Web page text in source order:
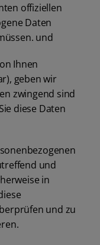
offiziellen
Daten
und
Ihnen
geben wir
zwingend sind
diese Daten
und
in
und zu